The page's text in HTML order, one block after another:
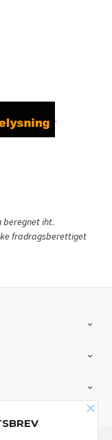
.
beregnet iht.
fradragsberettiget
×